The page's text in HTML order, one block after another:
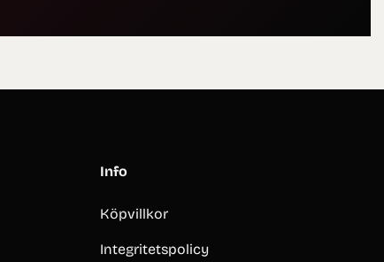
Info
Köpvillkor
Integritetspolicy